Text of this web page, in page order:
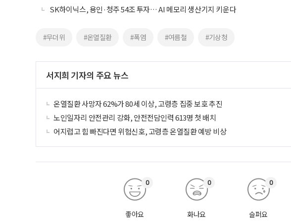
SK하이닉스, 용인·청주 54조 투자… AI 메모리 생산기지 키운다
#무더위 #온열질환 #폭염 #여름철 #기상청
서지희 기자의 주요 뉴스
온열질환 사망자 62%가 80세 이상, 고령층 집중 보호 추진
노인일자리 안전관리 강화, 안전전담인력 613명 첫 배치
어지럽고 힘 빠진다면 위험신호, 고령층 온열질환 예방 비상
좋아요
0
화나요
0
슬퍼요
0